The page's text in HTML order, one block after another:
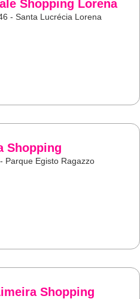
Shopping Lorena
- Santa Lucrécia Lorena
Shopping
Parque Egisto Ragazzo
Shopping